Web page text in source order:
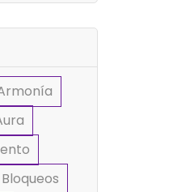
Bloqueos